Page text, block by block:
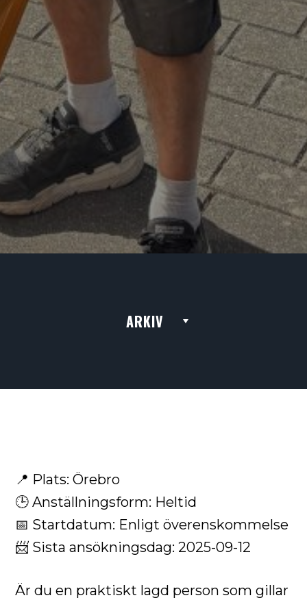
📍 Plats: Örebro
🕒Anställningsform: Heltid
📅 Startdatum: Enligt överenskommelse
📨 Sista ansökningsdag: 2025-09-12
Är du en praktiskt lagd person som gillar
ARKIV